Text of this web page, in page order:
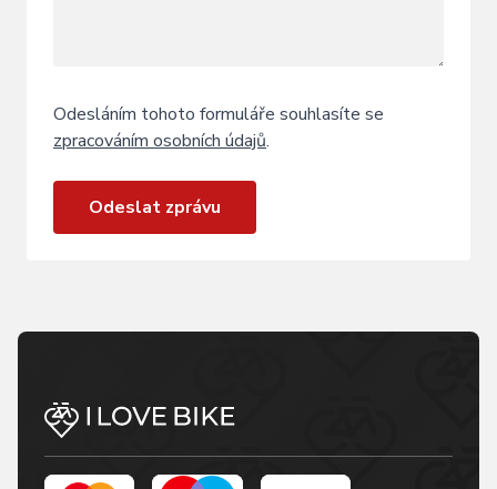
Odesláním tohoto formuláře souhlasíte se
zpracováním osobních údajů.
Odeslat zprávu